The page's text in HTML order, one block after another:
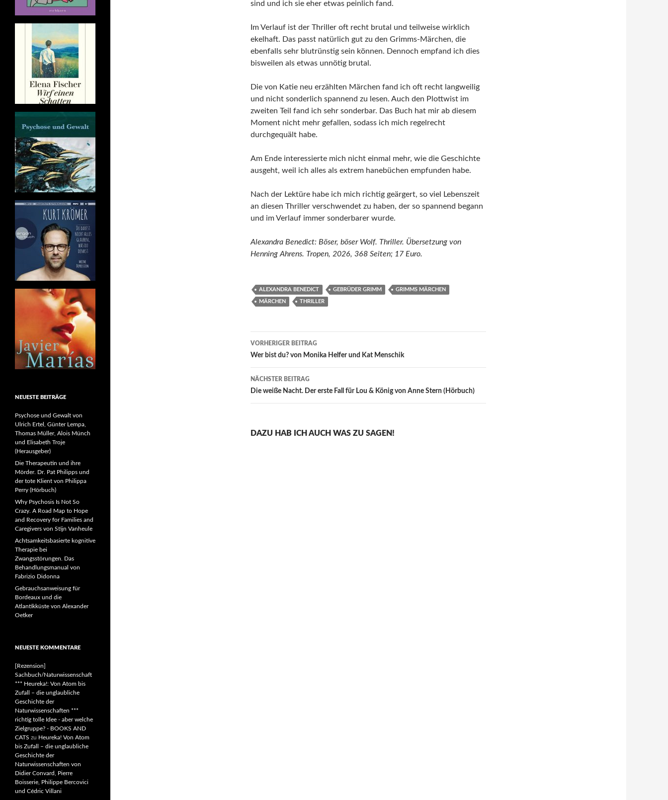
sind und ich sie eher etwas peinlich fand.
Im Verlauf ist der Thriller oft recht brutal und teilweise wirklich
ekelhaft. Das passt natürlich gut zu den Grimms-Märchen, die
ebenfalls sehr blutrünstig sein können. Dennoch empfand ich dies
bisweilen als etwas unnötig brutal.
Die von Katie neu erzählten Märchen fand ich oft recht langweilig
und nicht sonderlich spannend zu lesen. Auch den Plottwist im
zweiten Teil fand ich sehr sonderbar. Das Buch hat mir ab diesem
Moment nicht mehr gefallen, sodass ich mich regelrecht
durchgequält habe.
Am Ende interessierte mich nicht einmal mehr, wie die Geschichte
ausgeht, weil ich alles als extrem hanebüchen empfunden habe.
Nach der Lektüre habe ich mich richtig geärgert, so viel Lebenszeit
an diesen Thriller verschwendet zu haben, der so spannend begann
und im Verlauf immer sonderbarer wurde.
Alexandra Benedict: Böser, böser Wolf. Thriller. Übersetzung von
Henning Ahrens. Tropen, 2026, 368 Seiten; 17 Euro.
ALEXANDRA BENEDICT GEBRÜDER GRIMM GRIMMS MÄRCHEN
MÄRCHEN THRILLER
Beitragsnavigation
VORHERIGER BEITRAG
Wer bist du? von Monika Helfer und Kat Menschik
NÄCHSTER BEITRAG
Die weiße Nacht. Der erste Fall für Lou & König von Anne Stern (Hörbuch)
DAZU HAB ICH AUCH WAS ZU SAGEN!
NEUESTE BEITRÄGE
Psychose und Gewalt von
Ulrich Ertel, Günter Lempa,
Thomas Müller, Alois Münch
und Elisabeth Troje
(Herausgeber)
Die Therapeutin und ihre
Mörder. Dr. Pat Philipps und
der tote Klient von Philippa
Perry (Hörbuch)
Why Psychosis Is Not So
Crazy. A Road Map to Hope
and Recovery for Families and
Caregivers von Stijn Vanheule
Achtsamkeitsbasierte kognitive
Therapie bei
Zwangsstörungen. Das
Behandlungsmanual von
Fabrizio Didonna
Gebrauchsanweisung für
Bordeaux und die
Atlantikküste von Alexander
Oetker
NEUESTE KOMMENTARE
[Rezension]
Sachbuch/Naturwissenschaft
*** Heureka!: Von Atom bis
Zufall – die unglaubliche
Geschichte der
Naturwissenschaften ***
richtig tolle Idee - aber welche
Zielgruppe? - BOOKS AND
CATS zu Heureka! Von Atom
bis Zufall – die unglaubliche
Geschichte der
Naturwissenschaften von
Didier Convard, Pierre
Boisserie, Philippe Bercovici
und Cédric Villani